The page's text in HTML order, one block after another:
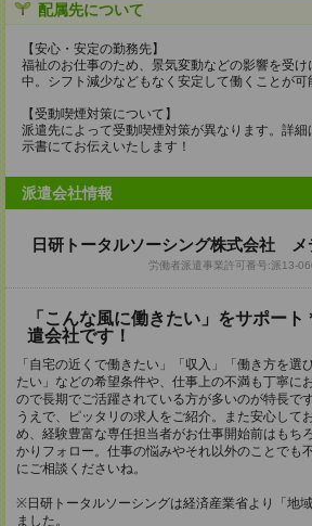
配属先について
【安心・安定の勤務先】
福祉のお仕事のため、景気変動などの影響を受け
中。シフト減少などもなく安定して働くことが可
【受動喫煙対策について】
派遣先によって受動喫煙対策が異なります。詳
示書にてお伝えいたします！
派遣会社情報
日研トータルソーシング株式会社 メ
労働者派遣事業許可番号:派13-
「こんな風に働きたい」をサポー
遣会社です！
「自宅の近くで働きたい」「収入」「働き方を選
たい」などの希望条件や、仕事上の不満も丁寧に
ので長期でご活躍されている方が多いのが特長で
うえで、ピッタリの求人をご紹介。また安心して
め、経験豊富な専任担当者がお仕事開始前はもち
かりフォロー。仕事の悩みやそれ以外のことでも
にご相談くださいね。
※日研トータルソーシングは経済産業省より「地
ました。